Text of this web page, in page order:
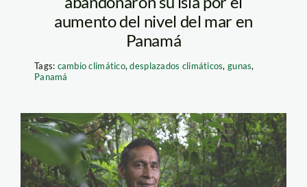
aumento del nivel del mar en
Panamá
Tags: cambio climático,desplazados climáticos, gunas,
Panamá
Alberto-inuma-